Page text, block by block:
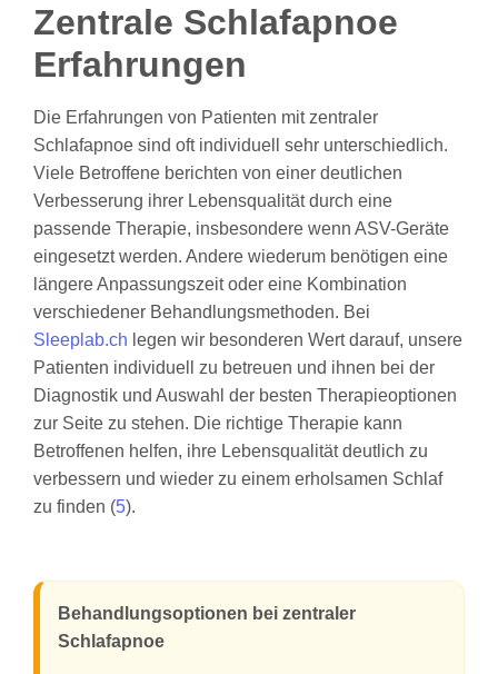
Zentrale Schlafapnoe
Erfahrungen
Die Erfahrungen von Patienten mit zentraler
Schlafapnoe sind oft individuell sehr unterschiedlich.
Viele Betroffene berichten von einer deutlichen
Verbesserung ihrer Lebensqualität durch eine
passende Therapie, insbesondere wenn ASV-Geräte
eingesetzt werden. Andere wiederum benötigen eine
längere Anpassungszeit oder eine Kombination
verschiedener Behandlungsmethoden. Bei
Sleeplab.ch legen wir besonderen Wert darauf, unsere
Patienten individuell zu betreuen und ihnen bei der
Diagnostik und Auswahl der besten Therapieoptionen
zur Seite zu stehen. Die richtige Therapie kann
Betroffenen helfen, ihre Lebensqualität deutlich zu
verbessern und wieder zu einem erholsamen Schlaf
zu finden (5).
Behandlungsoptionen bei zentraler
Schlafapnoe